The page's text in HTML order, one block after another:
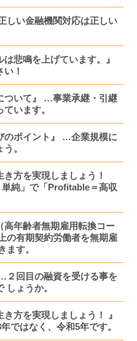
しい金融機関対応は正しい
は悲鳴を上げています。』
！
ついて』 …事業承継・引継
います。
のポイント』 …企業規模に
。
き方を実現しましょう！
純」で「Profitable＝高収
高年齢者無期雇用転換コー
の有期契約労働者を無期雇
ます。
２回目の融資を受ける事を
しょうか。
き方を実現しましょう！ 』
ではなく、令和5年です。